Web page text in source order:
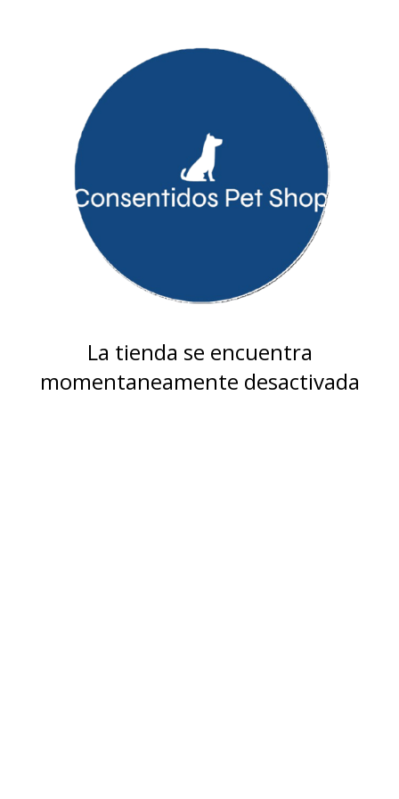
La tienda se encuentra
momentaneamente desactivada